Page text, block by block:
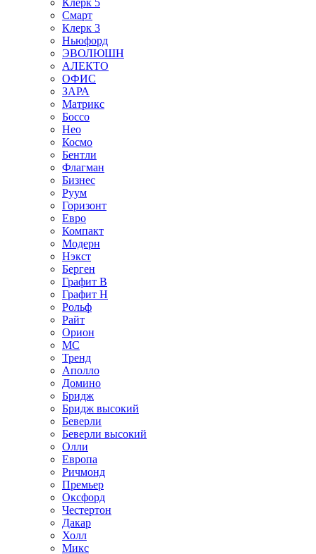
Клерк 5
Смарт
Клерк 3
Ньюфорд
ЭВОЛЮШН
АЛЕКТО
ОФИС
ЗАРА
Матрикс
Боссо
Нео
Космо
Бентли
Флагман
Бизнес
Руум
Горизонт
Евро
Компакт
Модерн
Нэкст
Берген
Графит В
Графит Н
Рольф
Райт
Орион
МС
Тренд
Аполло
Домино
Бридж
Бридж высокий
Беверли
Беверли высокий
Олли
Европа
Ричмонд
Премьер
Оксфорд
Честертон
Дакар
Холл
Микс